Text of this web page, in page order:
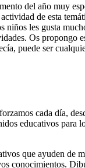
del año muy
de esta
niños les gusta
Os propongo
puede ser
cada día,
educativos para
que ayuden de
conocimientos.